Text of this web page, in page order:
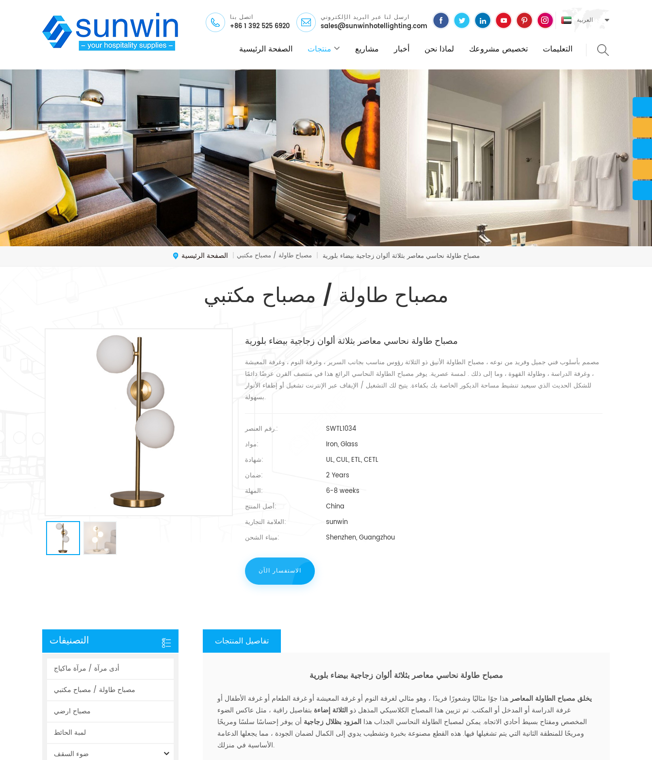
العربية اتصل بنا
+86 1 392 525 6920
ارسل لنا عبر البريد الإلكتروني
sales@sunwinhotellighting.com
الصفحة الرئيسية منتجات مشاريع أخبار لماذا نحن تخصيص مشروعك التعليمات
الصفحة الرئيسية | مصباح طاولة / مصباح مكتبي | مصباح طاولة نحاسي معاصر بثلاثة ألوان زجاجية بيضاء بلورية
مصباح طاولة / مصباح مكتبي
مصباح طاولة نحاسي معاصر بثلاثة ألوان زجاجية بيضاء بلورية
مصمم بأسلوب فني جميل وفريد ​​من نوعه ، مصباح الطاولة الأنيق ذو الثلاثة رؤوس مناسب بجانب السرير ، وغرفة النوم ، وغرفة المعيشة
، وغرفة الدراسة ، وطاولة القهوة ، وما إلى ذلك . لمسة عصرية. يوفر مصباح الطاولة النحاسي الرائع هذا في منتصف القرن عرضًا دائمًا
للشكل الحديث الذي سيعيد تنشيط مساحة الديكور الخاصة بك بكفاءة. يتيح لك التشغيل / الإيقاف عبر الإنترنت تشغيل أو إطفاء الأنوار
بسهولة.
رقم العنصر.:
SWTL1034
مواد:
Iron, Glass
شهادة:
UL, CUL, ETL, CETL
ضمان:
2 Years
المهلة:
6-8 weeks
أصل المنتج:
China
العلامة التجارية:
sunwin
ميناء الشحن:
Shenzhen, Guangzhou
الاستفسار الآن
التصنيفات
أدى مرآة / مرآة ماكياج
مصباح طاولة / مصباح مكتبي
مصباح ارضي
لمبة الحائط
ضوء السقف
تفاصيل المنتجات
مصباح طاولة نحاسي معاصر بثلاثة ألوان زجاجية بيضاء بلورية
يخلق مصباح الطاولة المعاصر هذا جوًا مثاليًا وشعورًا فريدًا ، وهو مثالي لغرفة النوم أو غرفة المعيشة أو غرفة الطعام أو غرفة الأطفال أو
غرفة الدراسة أو المدخل أو المكتب. تم تزيين هذا المصباح الكلاسيكي المذهل ذوالثلاثة إضاءة بتفاصيل راقية ، مثل عاكس الضوء
المخصص ومفتاح بسيط أحادي الاتجاه. يمكن لمصباح الطاولة النحاسي الجذاب هذاالمزود بظلال زجاجية أن يوفر إحساسًا سلسًا ومريحًا
ومريحًا للمنطقة الثانية التي يتم تشغيلها فيها. هذه القطع مصنوعة بخبرة وتشطيب يدوي إلى الكمال لضمان الجودة ، مما يجعلها الدعامة
الأساسية في منزلك.